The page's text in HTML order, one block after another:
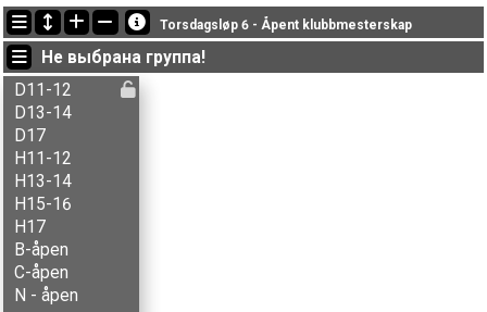
Последние обновления
20:08:43: Alfred E. Strandhagen (N - åpen) финишировал with status finished
20:08:43: Alma G-Mørkve (C-åpen
20:08:43: Alma R. Gunstad (N - åpen) финишировал with status finished
Torsdagsløp 6 - Åpent klubbmesterskap
Не выбрана группа!
D11-12
D13-14
D17
H11-12
H13-14
H15-16
H17
B-åpen
C-åpen
N - åpen